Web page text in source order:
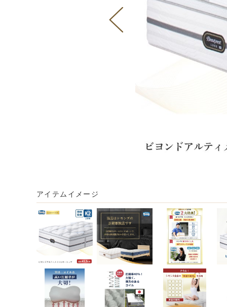
アイテムイメージ